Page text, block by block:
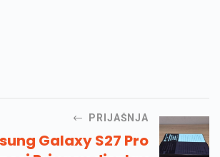
PRIJAŠNJA
Galaxy S27 Pro